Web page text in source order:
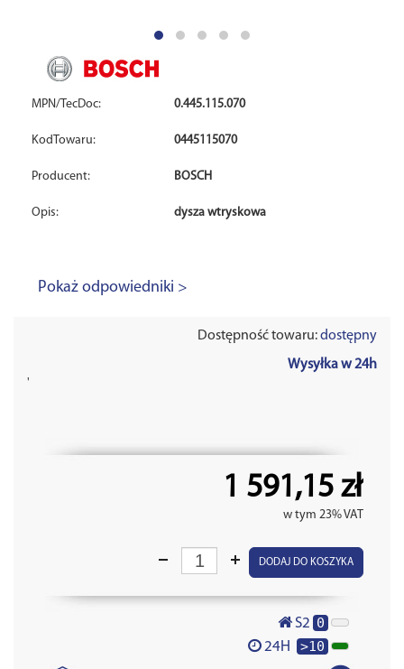
MPN/TecDoc: 0.445.115.070
KodTowaru: 0445115070
Producent: BOSCH
Opis: dysza wtryskowa
Pokaż odpowiedniki >
Dostępność towaru:dostępny
Wysyłka w 24h
'
1 591,15 zł
w tym 23% VAT
DODAJ DO KOSZYKA
S2 0
24H >10